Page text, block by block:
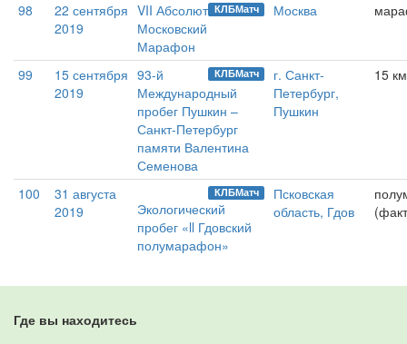
98
22 сентября
2019
КЛБМатч
VII Абсолют
Московский
Марафон
Москва
99
15 сентября
2019
КЛБМатч
93-й
Международный
пробег Пушкин –
Санкт-Петербург
памяти Валентина
Семенова
г. Санкт-
Петербург,
Пушкин
15 км
100
31 августа
2019
КЛБМатч
Экологический
пробег «ll Гдовский
полумарафон»
Псковская
область, Гдов
Где вы находитесь